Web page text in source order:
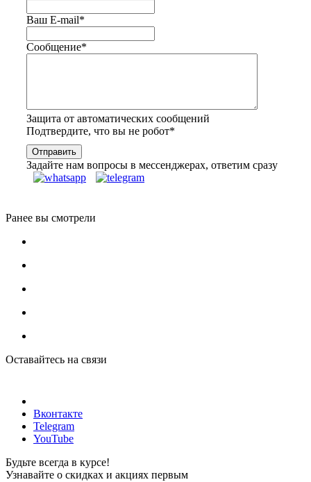
Ваш E-mail*
Сообщение*
Защита от автоматических сообщений
Подтвердите, что вы не робот*
Задайте нам вопросы в мессенджерах, ответим сразу
Ранее вы смотрели
Оставайтесь на связи
Вконтакте
Telegram
YouTube
Будьте всегда в курсе!
Узнавайте о скидках и акциях первым